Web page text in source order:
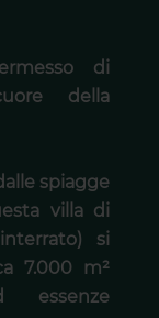
di
della
spiagge
villa di
si
7.000 m²